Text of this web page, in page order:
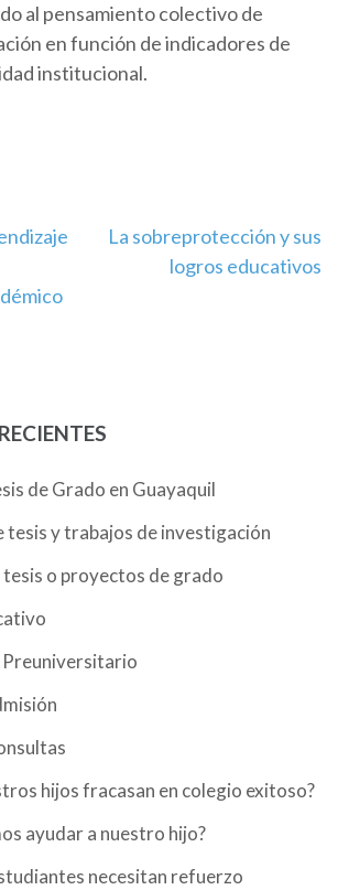
al pensamiento colectivo de
en función de indicadores de
institucional.
La sobreprotección y sus
logros educativos
de Grado en Guayaquil
tesis y trabajos de investigación
o proyectos de grado
Preuniversitario
hijos fracasan en colegio exitoso?
ayudar a nuestro hijo?
necesitan refuerzo